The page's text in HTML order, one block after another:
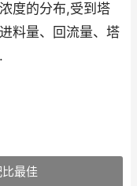
度的分布,受到塔
料量、回流量、塔
最佳